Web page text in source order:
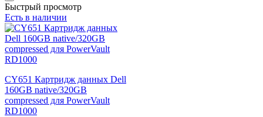
Быстрый просмотр
Есть в наличии
CY651 Картридж данных Dell
160GB native/320GB
compressed для PowerVault
RD1000